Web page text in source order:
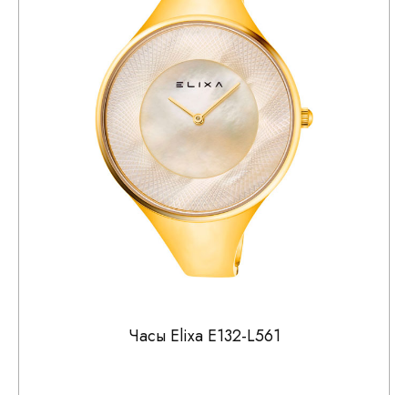
Часы Elixa E132-L561